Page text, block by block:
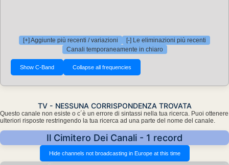
[+] Aggiunte più recenti / variazioni
[-] Le eliminazioni più recenti
Canali temporaneamente in chiaro
TV - NESSUNA CORRISPONDENZA TROVATA
Questo canale non esiste o c´è un errore di sintassi nella tua ricerca. Puoi ottenere
ulteriori risposte restringendo la tua ricerca ad una parte del nome del canale.
Il Cimitero Dei Canali - 1 record